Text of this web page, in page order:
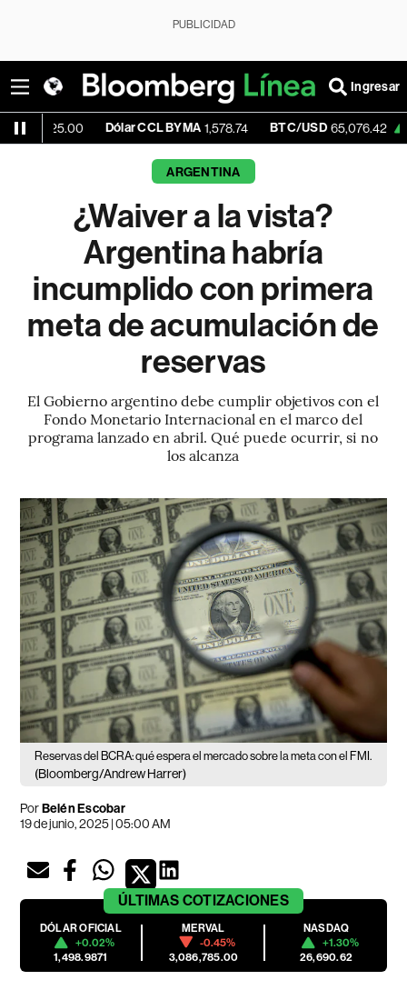
PUBLICIDAD
Ingresar
Dólar CCL BYMA 1,578.74 BTC/USD 65,076.42 +0.22%
ARGENTINA
¿Waiver a la vista?
Argentina habría
incumplido con primera
meta de acumulación de
reservas
El Gobierno argentino debe cumplir objetivos con el
Fondo Monetario Internacional en el marco del
programa lanzado en abril. Qué puede ocurrir, si no
los alcanza
Reservas del BCRA: qué espera el mercado sobre la meta con el FMI.
(Bloomberg/Andrew Harrer)
PorBelén Escobar
19 de junio, 2025 | 05:00 AM
ÚLTIMAS COTIZACIONES
DÓLAR OFICIAL
+0.02%
1,498.9871
MERVAL
-0.45%
3,086,785.00
NASDAQ
+1.30%
26,690.62